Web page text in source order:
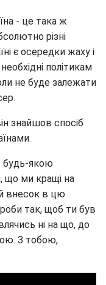
- це така ж
різні
є осередки жаху і
політикам
не буде залежати
знайшов спосіб
будь-якою
що ми кращі на
внесок в цю
так, щоб ти був
ні на що, до
З тобою,